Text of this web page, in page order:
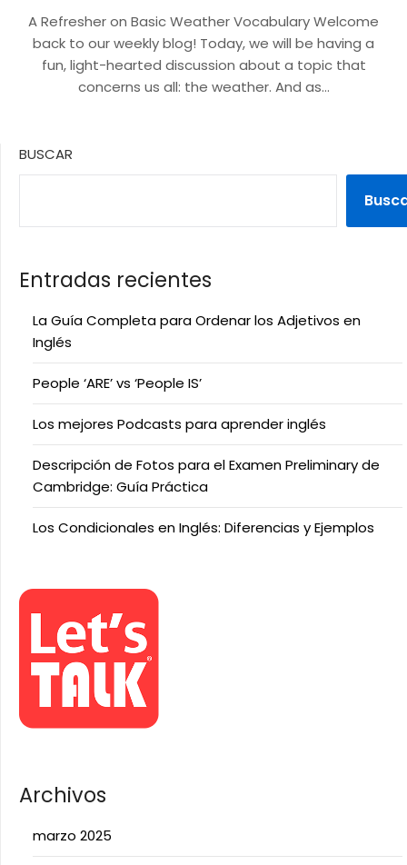
A Refresher on Basic Weather Vocabulary Welcome
back to our weekly blog! Today, we will be having a
fun, light-hearted discussion about a topic that
concerns us all: the weather. And as…
BUSCAR
Entradas recientes
La Guía Completa para Ordenar los Adjetivos en
Inglés
People ‘ARE’ vs ‘People IS’
Los mejores Podcasts para aprender inglés
Descripción de Fotos para el Examen Preliminary de
Cambridge: Guía Práctica
Los Condicionales en Inglés: Diferencias y Ejemplos
Archivos
marzo 2025